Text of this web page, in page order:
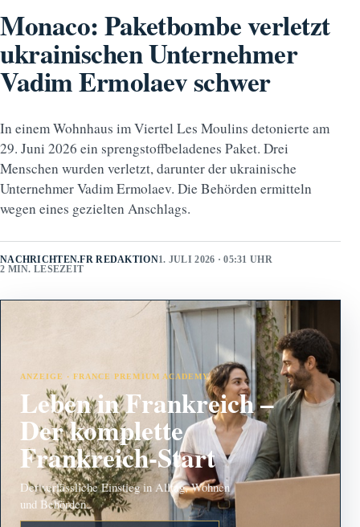
Monaco: Paketbombe verletzt
ukrainischen Unternehmer
Vadim Ermolaev schwer
In einem Wohnhaus im Viertel Les Moulins detonierte am
29. Juni 2026 ein sprengstoffbeladenes Paket. Drei
Menschen wurden verletzt, darunter der ukrainische
Unternehmer Vadim Ermolaev. Die Behörden ermitteln
wegen eines gezielten Anschlags.
NACHRICHTEN.FR REDAKTION1. JULI 2026 · 05:31 UHR
2 MIN. LESEZEIT
ANZEIGE · FRANCE PREMIUM ACADEMY
Leben in Frankreich –
Der komplette
Frankreich-Start
Der verlässliche Einstieg in Alltag, Wohnen
und Behörden.